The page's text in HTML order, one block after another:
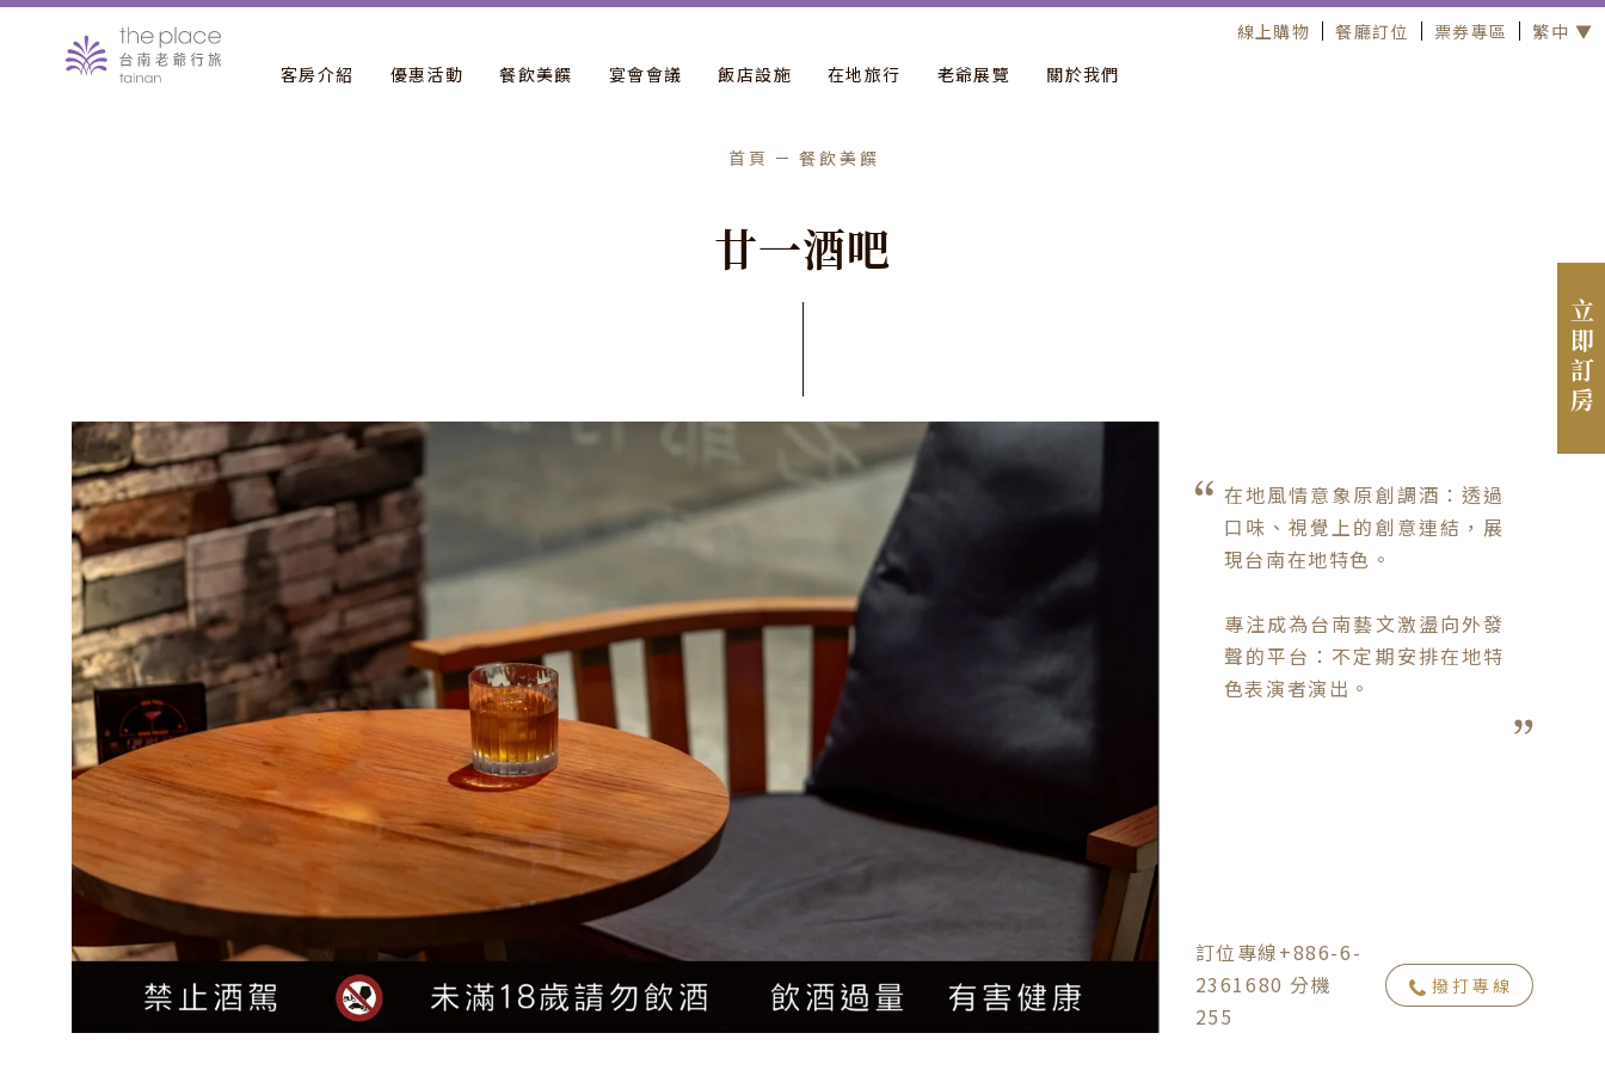
客房介紹 優惠活動 餐飲美饌 宴會會議 飯店設施 在地旅行 老爺展覽 關於我們
線上購物 餐廳訂位 票券專區 繁中 ▼
立即訂房
首頁 餐飲美饌
廿一酒吧
在地風情意象原創調酒：透過
口味、視覺上的創意連結，展
現台南在地特色。
專注成為台南藝文激盪向外發
聲的平台：不定期安排在地特
色表演者演出。
訂位專線+886-6-
2361680 分機
255
撥打專線